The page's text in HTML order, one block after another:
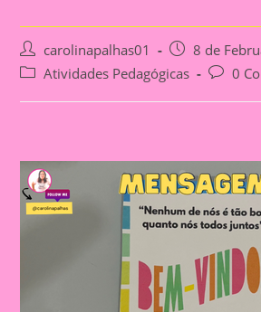
Post
author:
carolinapalhas01
Post
published:
8 de
PostAtividades Pedagógicas
Post0